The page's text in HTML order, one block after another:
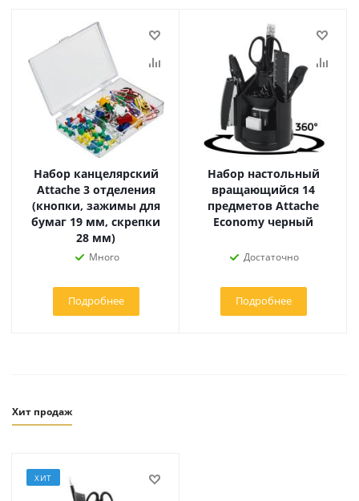
Набор канцелярский
Attache 3 отделения
(кнопки, зажимы для
бумаг 19 мм, скрепки
28 мм)
Много
Подробнее
Набор настольный
вращающийся 14
предметов Attache
Economy черный
Достаточно
Подробнее
Хит продаж
ХИТ